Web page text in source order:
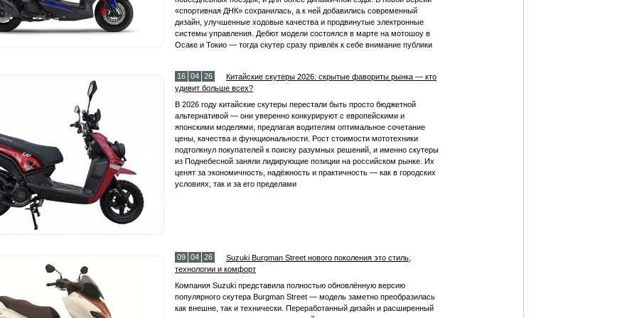
«спортивная ДНК» сохранилась, а к ней добавились современный
дизайн, улучшенные ходовые качества и продвинутые электронные
системы управления. Дебют модели состоялся в марте на мотошоу в
Осаке и Токио — тогда скутер сразу привлёк к себе внимание публики
16 04 26
Китайские скутеры 2026: скрытые фавориты рынка — кто
удивит больше всех?
В 2026 году китайские скутеры перестали быть просто бюджетной
альтернативой — они уверенно конкурируют с европейскими и
японскими моделями, предлагая водителям оптимальное сочетание
цены, качества и функциональности. Рост стоимости мототехники
подтолкнул покупателей к поиску разумных решений, и именно скутеры
из Поднебесной заняли лидирующие позиции на российском рынке. Их
ценят за экономичность, надёжность и практичность — как в городских
условиях, так и за его пределами
09 04 26
Suzuki Burgman Street нового поколения это стиль,
технологии и комфорт
Компания Suzuki представила полностью обновлённую версию
популярного скутера Burgman Street — модель заметно преобразилась
как внешне, так и технически. Переработанный дизайн и расширенный